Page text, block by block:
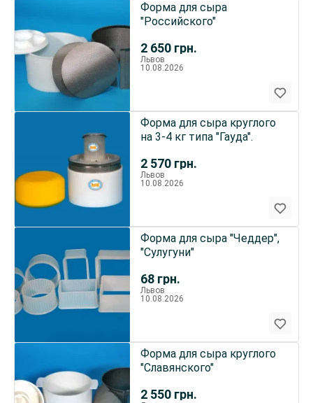
2 650 грн.
Форма для сыра
"Российского"
Львов
10.08.2026
2 570 грн.
Форма для сыра круглого
на 3-4 кг типа "Гауда".
Львов
10.08.2026
68 грн.
Форма для сыра "Чеддер",
"Сулугуни"
Львов
10.08.2026
2 550 грн.
Форма для сыра круглого
"Славянского"